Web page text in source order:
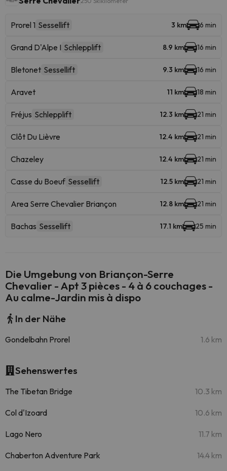
Prorel 1 Sessellift 3 km 6 min
Grand D'Alpe I Schlepplift 8.9 km 16 min
Bletonet Sessellift 9.3 km 16 min
Aravet 11 km 18 min
Fréjus Schlepplift 12.3 km 21 min
Clôt Du Lièvre 12.4 km 21 min
Chazeley 12.4 km 21 min
Casse du Boeuf Sessellift 12.5 km 21 min
Area Serre Chevalier Briançon 12.8 km 21 min
Bachas Sessellift 17.1 km 25 min
Die Umgebung von Briançon-Serre
Chevalier - Apt 3 pièces - 4 à 6 couchages -
Au calme-Jardin mis à dispo
In der Nähe
Gondelbahn Prorel 1.6 km
Sehenswertes
The Tibetan Bridge 10.3 km
Col d'Izoard 10.6 km
Lago Nero 11.7 km
Chaberton Adventure Park 14.4 km